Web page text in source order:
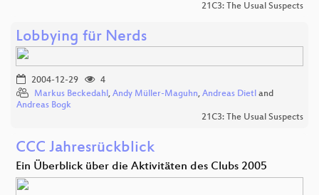
21C3: The Usual Suspects
Lobbying für Nerds
2004-12-29
4
Markus Beckedahl, Andy Müller-Maguhn, Andreas Dietl and
Andreas Bogk
21C3: The Usual Suspects
CCC Jahresrückblick
Ein Überblick über die Aktivitäten des Clubs 2005